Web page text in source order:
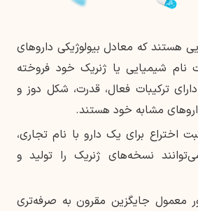
هستند که معادل بیولوژیکی داروهای
نام شیمیایی یا ژنریک خود فروخته
ترکیبات فعال، قدرت، شکل دوز و
مشابه خود هستند.
برای یک دارو با نام تجاری،
نسخه‌های ژنریک را تولید و
معمول جایگزین مقرون به صرفه‌تری